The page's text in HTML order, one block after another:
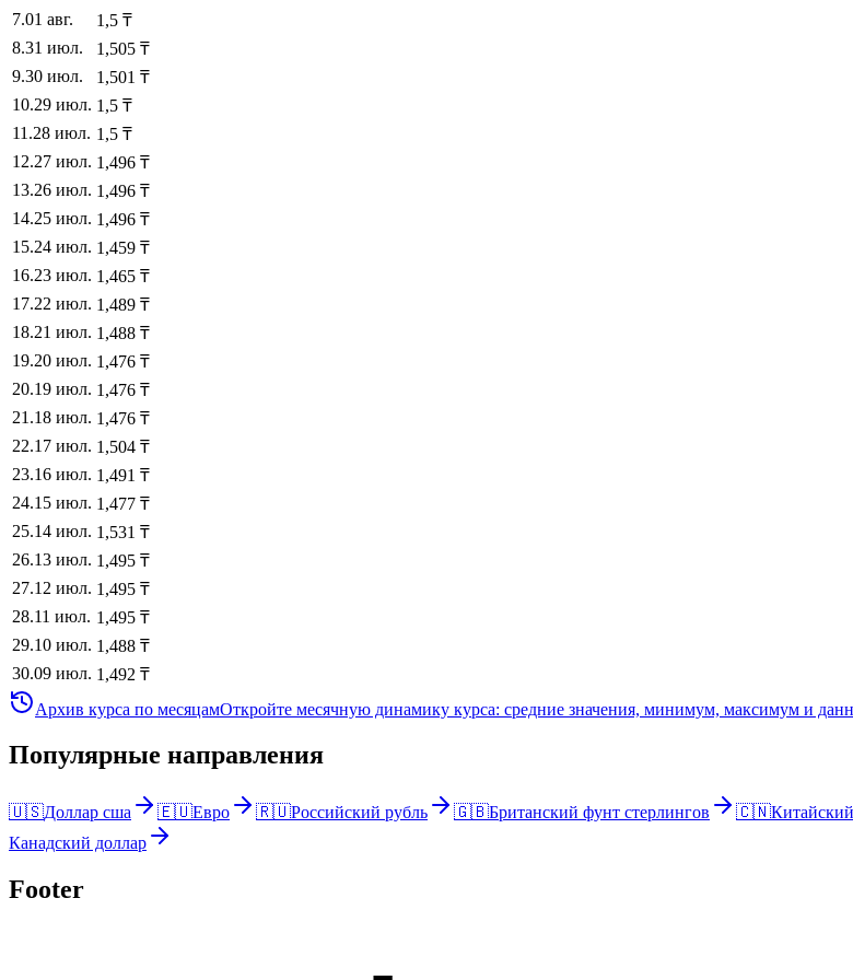
7.01 авг. 1,5 ₸
8.31 июл. 1,505 ₸
9.30 июл. 1,501 ₸
10.29 июл. 1,5 ₸
11 .28 июл. 1,5 ₸
12.27 июл. 1,496 ₸
13.26 июл. 1,496 ₸
14.25 июл. 1,496 ₸
15.24 июл. 1,459 ₸
16.23 июл. 1,465 ₸
17.22 июл. 1,489 ₸
18.21 июл. 1,488 ₸
19.20 июл. 1,476 ₸
20.19 июл. 1,476 ₸
21 .18 июл. 1,476 ₸
22.17 июл. 1,504 ₸
23.16 июл. 1,491 ₸
24.15 июл. 1,477 ₸
25.14 июл. 1,531 ₸
26.13 июл. 1,495 ₸
27.12 июл. 1,495 ₸
28.11 июл. 1,495 ₸
29.10 июл. 1,488 ₸
30.09 июл. 1,492 ₸
Архив курса по месяцамОткройте месячную динамику курса: средние значения, минимум, максимум и
Популярные направления
🇺🇸Доллар сша 🇪🇺Евро 🇷🇺Российский рубль 🇬🇧Британский фунт стерлингов 🇨🇳
Канадский доллар
Footer